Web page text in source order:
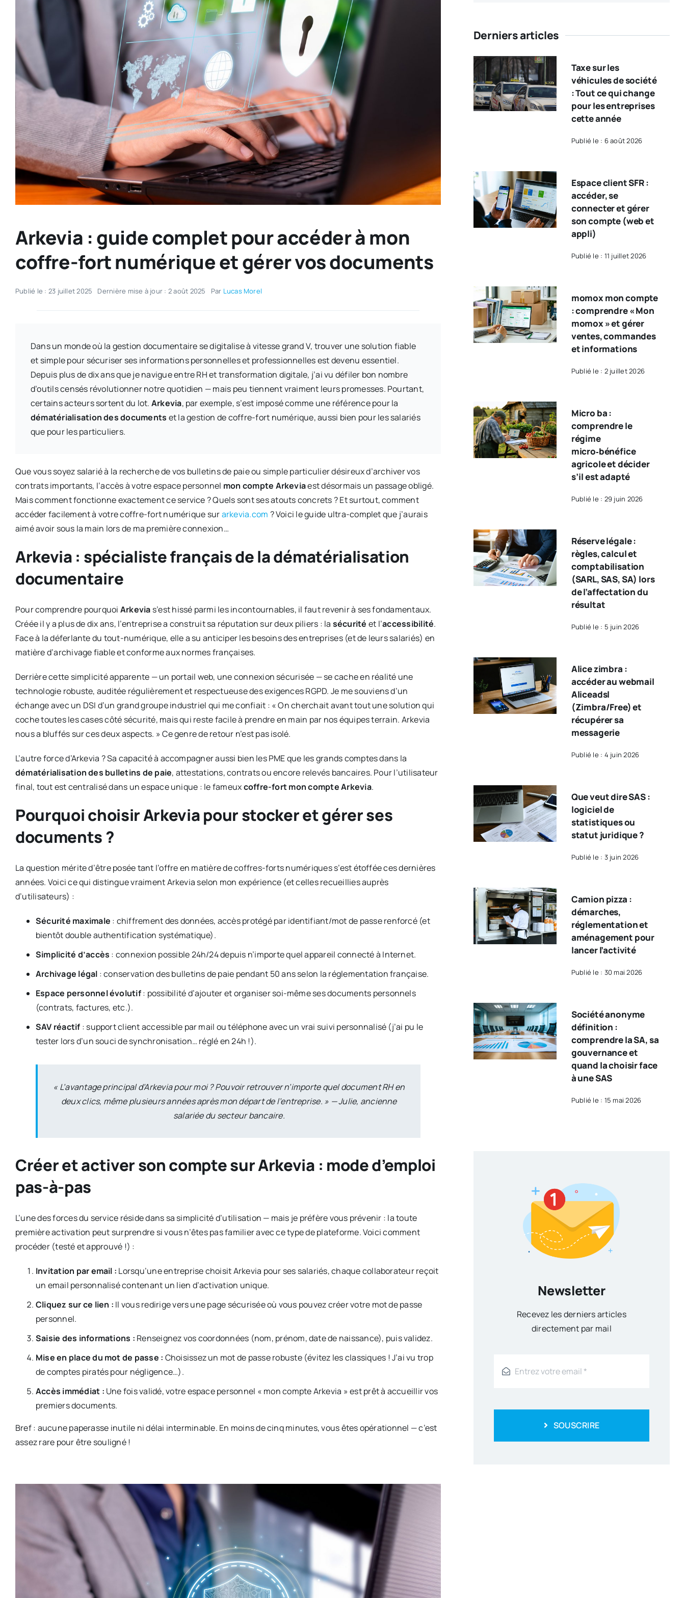
Arkevia : guide complet pour accéder à mon
coffre-fort numérique et gérer vos documents
Publié le : 23 juillet 2025 Dernière mise à jour : 2 août 2025 Par Lucas Morel
Dans un monde où la gestion documentaire se digitalise à vitesse grand V, trouver une solution fiable
et simple pour sécuriser ses informations personnelles et professionnelles est devenu essentiel.
Depuis plus de dix ans que je navigue entre RH et transformation digitale, j’ai vu défiler bon nombre
d’outils censés révolutionner notre quotidien — mais peu tiennent vraiment leurs promesses. Pourtant,
certains acteurs sortent du lot. Arkevia, par exemple, s’est imposé comme une référence pour la
dématérialisation des documents et la gestion de coffre-fort numérique, aussi bien pour les salariés
que pour les particuliers.
Que vous soyez salarié à la recherche de vos bulletins de paie ou simple particulier désireux d’archiver vos
contrats importants, l’accès à votre espace personnel mon compte Arkeviaest désormais un passage obligé.
Mais comment fonctionne exactement ce service ? Quels sont ses atouts concrets ? Et surtout, comment
accéder facilement à votre coffre-fort numérique surarkevia.com ? Voici le guide ultra-complet que j’aurais
aimé avoir sous la main lors de ma première connexion…
Arkevia : spécialiste français de la dématérialisation
documentaire
Pour comprendre pourquoi Arkevia s’est hissé parmi les incontournables, il faut revenir à ses fondamentaux.
Créée il y a plus de dix ans, l’entreprise a construit sa réputation sur deux piliers : la sécurité et l’accessibilité.
Face à la déferlante du tout-numérique, elle a su anticiper les besoins des entreprises (et de leurs salariés) en
matière d’archivage fiable et conforme aux normes françaises.
Derrière cette simplicité apparente — un portail web, une connexion sécurisée — se cache en réalité une
technologie robuste, auditée régulièrement et respectueuse des exigences RGPD. Je me souviens d’un
échange avec un DSI d’un grand groupe industriel qui me confiait : « On cherchait avant tout une solution qui
coche toutes les cases côté sécurité, mais qui reste facile à prendre en main par nos équipes terrain. Arkevia
nous a bluffés sur ces deux aspects. » Ce genre de retour n’est pas isolé.
L’autre force d’Arkevia ? Sa capacité à accompagner aussi bien les PME que les grands comptes dans la
dématérialisation des bulletins de paie, attestations, contrats ou encore relevés bancaires. Pour l’utilisateur
final, tout est centralisé dans un espace unique : le fameuxcoffre-fort mon compte Arkevia.
Pourquoi choisir Arkevia pour stocker et gérer ses
documents ?
La question mérite d’être posée tant l’offre en matière de coffres-forts numériques s’est étoffée ces dernières
années. Voici ce qui distingue vraiment Arkevia selon mon expérience (et celles recueillies auprès
d’utilisateurs) :
Sécurité maximale : chiffrement des données, accès protégé par identifiant/mot de passe renforcé (et
bientôt double authentification systématique).
Simplicité d’accès : connexion possible 24h/24 depuis n’importe quel appareil connecté à Internet.
Archivage légal : conservation des bulletins de paie pendant 50 ans selon la réglementation française.
Espace personnel évolutif: possibilité d’ajouter et organiser soi-même ses documents personnels
(contrats, factures, etc.).
SAV réactif : support client accessible par mail ou téléphone avec un vrai suivi personnalisé (j’ai pu le
tester lors d’un souci de synchronisation… réglé en 24h !).
« L’avantage principal d’Arkevia pour moi ? Pouvoir retrouver n’importe quel document RH en
deux clics, même plusieurs années après mon départ de l’entreprise. » — Julie, ancienne
salariée du secteur bancaire.
Créer et activer son compte sur Arkevia : mode d’emploi
pas-à-pas
L’une des forces du service réside dans sa simplicité d’utilisation — mais je préfère vous prévenir : la toute
première activation peut surprendre si vous n’êtes pas familier avec ce type de plateforme. Voici comment
procéder (testé et approuvé !) :
Invitation par email : Lorsqu’une entreprise choisit Arkevia pour ses salariés, chaque collaborateur reçoit
un email personnalisé contenant un lien d’activation unique.
Cliquez sur ce lien : Il vous redirige vers une page sécurisée où vous pouvez créer votre mot de passe
personnel.
Saisie des informations : Renseignez vos coordonnées (nom, prénom, date de naissance), puis validez.
Mise en place du mot de passe : Choisissez un mot de passe robuste (évitez les classiques ! J’ai vu trop
de comptes piratés pour négligence…).
Accès immédiat : Une fois validé, votre espace personnel « mon compte Arkevia » est prêt à accueillir vos
premiers documents.
Bref : aucune paperasse inutile ni délai interminable. En moins de cinq minutes, vous êtes opérationnel — c’est
assez rare pour être souligné !
Derniers articles
Taxe sur les
véhicules de société
: Tout ce qui change
pour les entreprises
cette année
Publié le : 6 août 2026
Espace client SFR :
accéder, se
connecter et gérer
son compte (web et
appli)
Publié le : 11 juillet 2026
momox mon compte
: comprendre « Mon
momox » et gérer
ventes, commandes
et informations
Publié le : 2 juillet 2026
Micro ba :
comprendre le
régime
micro‑bénéfice
agricole et décider
s’il est adapté
Publié le : 29 juin 2026
Réserve légale :
règles, calcul et
comptabilisation
(SARL, SAS, SA) lors
de l’affectation du
résultat
Publié le : 5 juin 2026
Alice zimbra :
accéder au webmail
Aliceadsl
(Zimbra/Free) et
récupérer sa
messagerie
Publié le : 4 juin 2026
Que veut dire SAS :
logiciel de
statistiques ou
statut juridique ?
Publié le : 3 juin 2026
Camion pizza :
démarches,
réglementation et
aménagement pour
lancer l’activité
Publié le : 30 mai 2026
Société anonyme
définition :
comprendre la SA, sa
gouvernance et
quand la choisir face
à une SAS
Publié le : 15 mai 2026
Newsletter
Recevez les derniers articles
directement par mail
SOUSCRIRE